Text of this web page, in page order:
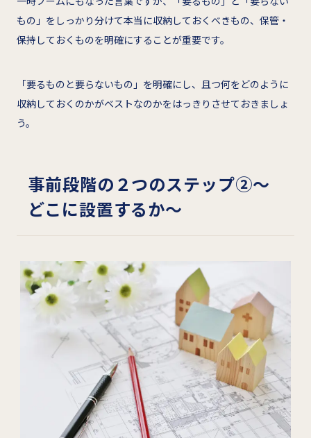
もの」をしっかり分けて本当に収納しておくべきもの、保管・
保持しておくものを明確にすることが重要です。
「要るものと要らないもの」を明確にし、且つ何をどのように
収納しておくのかがベストなのかをはっきりさせておきましょ
う。
事前段階の２つのステップ②～
どこに設置するか～